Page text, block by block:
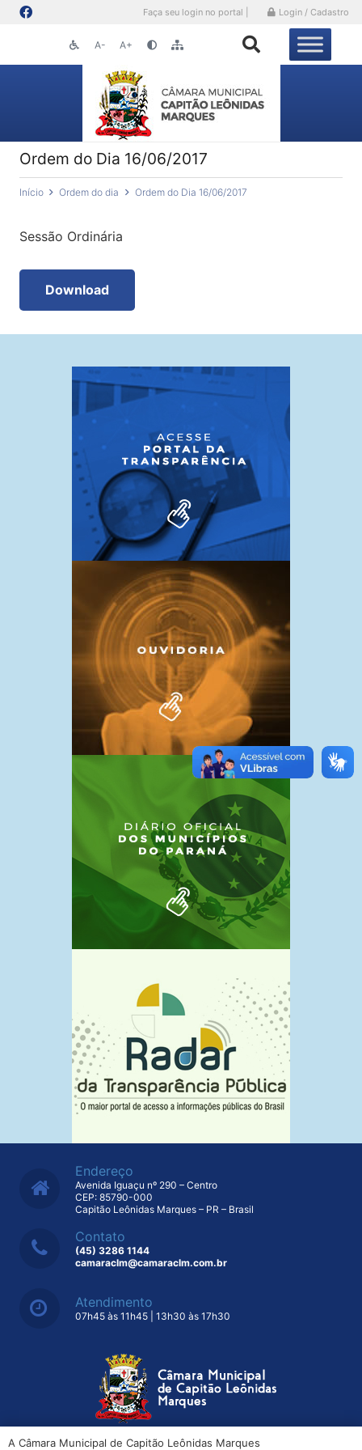
Faça seu login no portal | Login / Cadastro
A- A+
Ordem do Dia 16/06/2017
Início Ordem do dia Ordem do Dia 16/06/2017
Sessão Ordinária
Download
Endereço
Avenida Iguaçu nº 290 – Centro
CEP: 85790-000
Capitão Leônidas Marques – PR – Brasil
Contato
(45) 3286 1144
camaraclm@camaraclm.com.br
Atendimento
07h45 às 11h45 | 13h30 às 17h30
A Câmara Municipal de Capitão Leônidas Marques